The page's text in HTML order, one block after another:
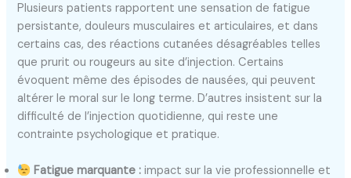
Plusieurs patients rapportent une sensation de fatigue
persistante, douleurs musculaires et articulaires, et dans
certains cas, des réactions cutanées désagréables telles
que prurit ou rougeurs au site d’injection. Certains
évoquent même des épisodes de nausées, qui peuvent
altérer le moral sur le long terme. D’autres insistent sur la
difficulté de l’injection quotidienne, qui reste une
contrainte psychologique et pratique.
Fatigue marquante : impact sur la vie professionnelle et